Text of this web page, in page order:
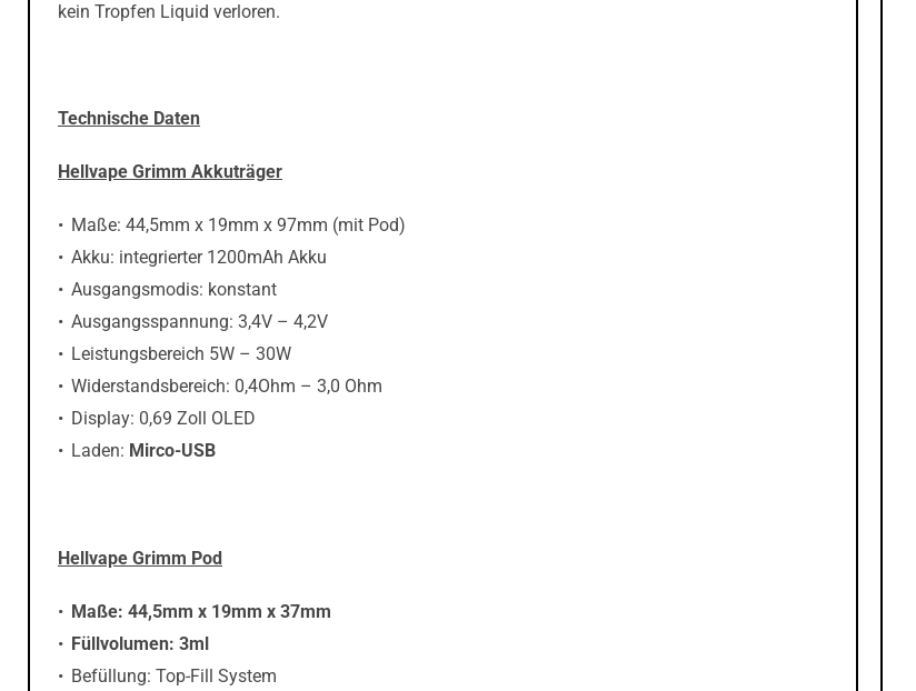
kein Tropfen Liquid verloren.
Technische Daten
Hellvape Grimm Akkuträger
Maße: 44,5mm x 19mm x 97mm (mit Pod)
Akku: integrierter 1200mAh Akku
Ausgangsmodis: konstant
Ausgangsspannung: 3,4V – 4,2V
Leistungsbereich 5W – 30W
Widerstandsbereich: 0,4Ohm – 3,0 Ohm
Display: 0,69 Zoll OLED
Laden: Mirco-USB
Hellvape Grimm Pod
Maße: 44,5mm x 19mm x 37mm
Füllvolumen: 3ml
Befüllung: Top-Fill System